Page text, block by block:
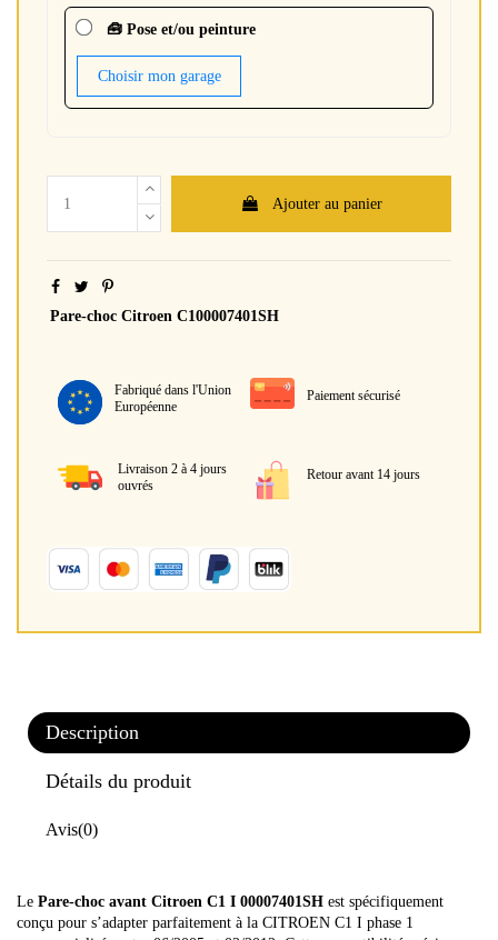
🧰 Pose et/ou peinture
Choisir mon garage
Ajouter au panier
Pare-choc Citroen C100007401SH
Fabriqué dans l'Union
Européenne
Paiement sécurisé
Livraison 2 à 4 jours
ouvrés
Retour avant 14 jours
Description
Détails du produit
Avis(0)
Le Pare-choc avant Citroen C1 I 00007401SH est spécifiquement
conçu pour s’adapter parfaitement à la CITROEN C1 I phase 1